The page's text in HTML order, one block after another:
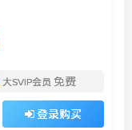
大SVIP会员 免费
登录购买